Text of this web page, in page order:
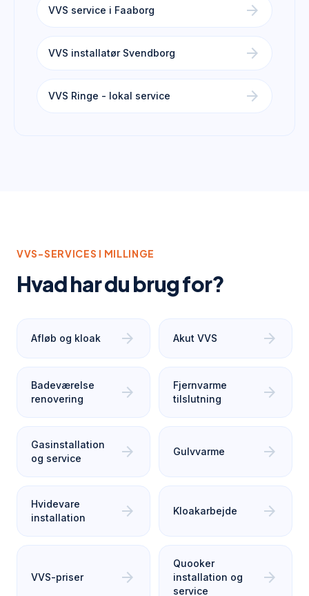
VVS service i Faaborg arrow_forward
VVS installatør Svendborg arrow_forward
VVS Ringe - lokal service arrow_forward
VVS-SERVICES I MILLINGE
Hvad har du brug for?
Afløb og kloak arrow_forward Akut VVS arrow_forward
Badeværelse
renovering
arrow_forward
Fjernvarme
tilslutning
arrow_forward
Gasinstallation
og service
arrow_forward Gulvvarme arrow_forward
Hvidevare
installation
arrow_forward Kloakarbejde arrow_forward
VVS-priser arrow_forward
Quooker
installation og
service
arrow_forward